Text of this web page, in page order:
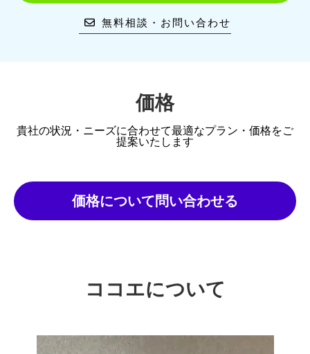
無料相談・お問い合わせ
価格
貴社の状況・ニーズに合わせて最適なプラン・価格をご
提案いたします
価格について問い合わせる
ココエについて